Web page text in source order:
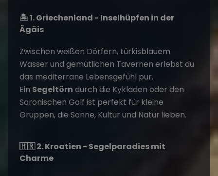
🏝️ 1. Griechenland - Inselhüpfen in der
Ägäis
Zwischen weißen Dörfern, türkisblauem
Wasser und gemütlichen Tavernen erlebst du
das mediterrane Lebensgefühl pur.
Ein Segeltörn durch die Kykladen oder den
Saronischen Golf ist perfekt für kleine
Gruppen, die Sonne, Kultur und Natur lieben.
🇭🇷 2. Kroatien - Segelparadies mit
Charme